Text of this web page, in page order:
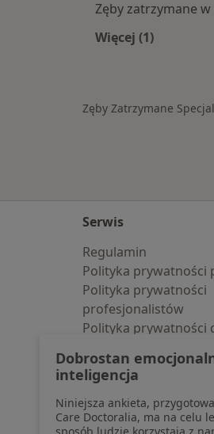
Zęby zatrzymane w
Więcej (1)
Zęby Zatrzymane
Serwis
Regulamin
Polityka prywatności
Polityka prywatności
profesjonalistów
Polityka prywatności
pozyskaliśmy
Polityka cookies
Jak działają wyniki
Dostępność
Dobrostan
inteligencja
Niniejsza ankieta,
Care Doctoralia, ma na celu